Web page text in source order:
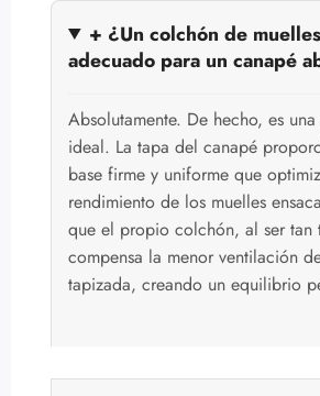
+ ¿Un colchón de
adecuado para un canapé
Absolutamente. De hecho, es
ideal. La tapa del canapé
base firme y uniforme que
rendimiento de los muelles
que el propio colchón, al ser tan
compensa la menor ventilación
tapizada, creando un equilibrio